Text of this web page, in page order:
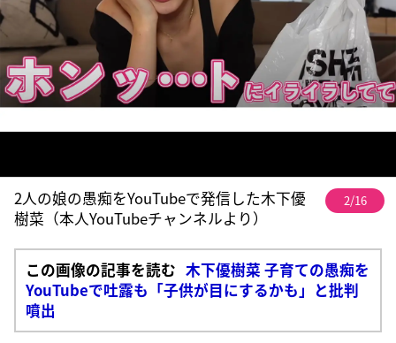
2人の娘の愚痴をYouTubeで発信した木下優
樹菜（本人YouTubeチャンネルより）
2/16
この画像の記事を読む 木下優樹菜 子育ての愚痴を
YouTubeで吐露も「子供が目にするかも」と批判
噴出